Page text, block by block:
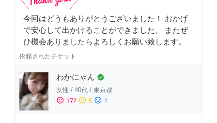
今回はどうもありがとうございました！ おかげ
で安心して出かけることができました。 またぜ
ひ機会ありましたらよろしくお願い致します。
依頼されたチケット
わかにゃん check_circle
女性 / 40代 / 東京都
sentiment_satisfied 172 sentiment_neutral 5 sentiment_dissatisfied 1